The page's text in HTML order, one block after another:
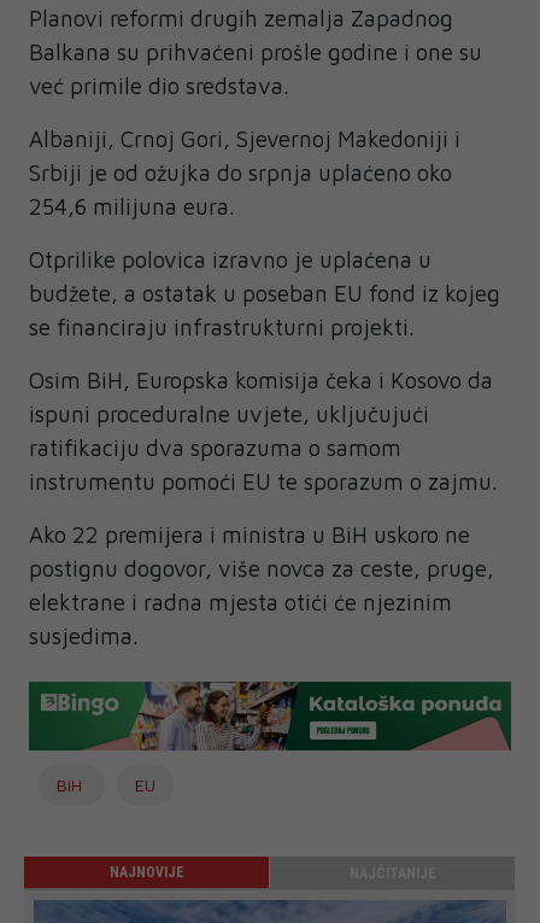
Planovi reformi drugih zemalja Zapadnog
Balkana su prihvaćeni prošle godine i one su
već primile dio sredstava.
Albaniji, Crnoj Gori, Sjevernoj Makedoniji i
Srbiji je od ožujka do srpnja uplaćeno oko
254,6 milijuna eura.
Otprilike polovica izravno je uplaćena u
budžete, a ostatak u poseban EU fond iz kojeg
se financiraju infrastrukturni projekti.
Osim BiH, Europska komisija čeka i Kosovo da
ispuni proceduralne uvjete, uključujući
ratifikaciju dva sporazuma o samom
instrumentu pomoći EU te sporazum o zajmu.
Ako 22 premijera i ministra u BiH uskoro ne
postignu dogovor, više novca za ceste, pruge,
elektrane i radna mjesta otići će njezinim
susjedima.
BiH EU
NAJNOVIJE